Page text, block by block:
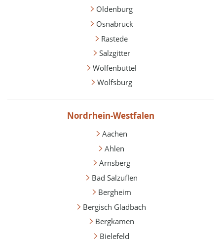
Oldenburg
Osnabrück
Rastede
Salzgitter
Wolfenbüttel
Wolfsburg
Nordrhein-Westfalen
Aachen
Ahlen
Arnsberg
Bad Salzuflen
Bergheim
Bergisch Gladbach
Bergkamen
Bielefeld